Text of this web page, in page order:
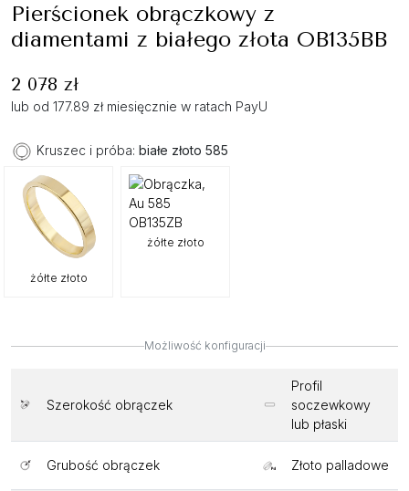
Pierścionek obrączkowy z
diamentami z białego złota OB135BB
2 078 zł
lub od 177.89 zł miesięcznie w ratach PayU
Kruszec i próba: białe złoto 585
żółte złoto
żółte złoto
Możliwość konfiguracji
Szerokość obrączek
Profil
soczewkowy
lub płaski
Grubość obrączek Złoto palladowe